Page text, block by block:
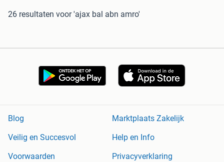
26 resultaten voor 'ajax bal abn amro'
Blog
Marktplaats Zakelijk
Veilig en Succesvol
Help en Info
Voorwaarden
Privacyverklaring